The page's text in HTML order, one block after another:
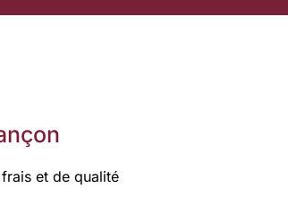
et de qualité